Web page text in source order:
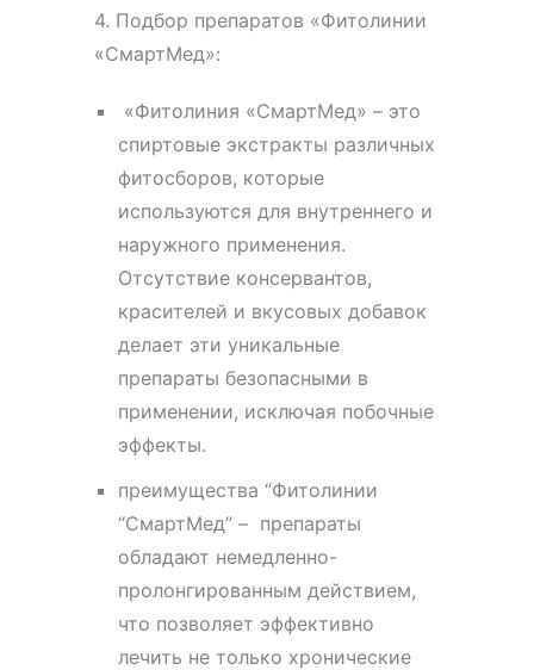
4. Подбор препаратов «Фитолинии
«СмартМед»:
«Фитолиния «СмартМед» – это
спиртовые экстракты различных
фитосборов, которые
используются для внутреннего и
наружного применения.
Отсутствие консервантов,
красителей и вкусовых добавок
делает эти уникальные
препараты безопасными в
применении, исключая побочные
эффекты.
преимущества “Фитолинии
“СмартМед” – препараты
обладают немедленно-
пролонгированным действием,
что позволяет эффективно
лечить не только хронические